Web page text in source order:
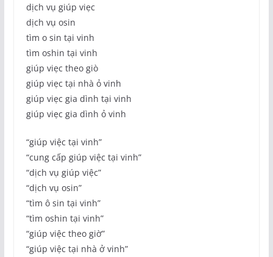
dịch vụ giúp viẹc
dịch vụ osin
tìm o sin tại vinh
tìm oshin tại vinh
giúp viẹc theo giò
giúp viẹc tại nhà ỏ vinh
giúp viẹc gia dình tại vinh
giúp viẹc gia dình ỏ vinh
“giúp việc tại vinh”
“cung cấp giúp việc tại vinh”
“dịch vụ giúp việc”
“dịch vụ osin”
“tìm ô sin tại vinh”
“tìm oshin tại vinh”
“giúp việc theo giờ”
“giúp việc tại nhà ở vinh”